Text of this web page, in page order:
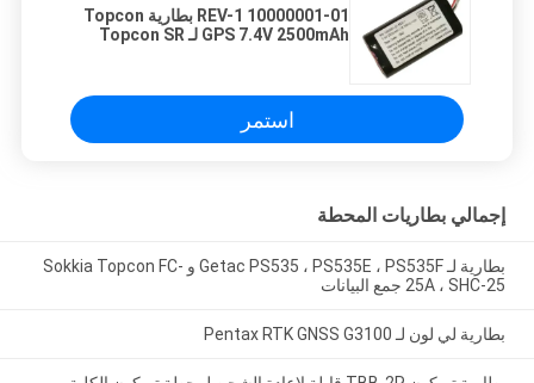
10000001-01 REV-1 بطارية Topcon
GPS 7.4V 2500mAh لـ Topcon SR
استمر
إجمالي بطاريات المحطة
بطارية لـ Getac PS535 ، PS535E ، PS535F و Sokkia Topcon FC-
25A ، SHC-25 جمع البيانات
بطارية لي لون لـ Pentax RTK GNSS G3100